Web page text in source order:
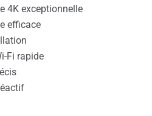
4K exceptionnelle
efficace
Fi rapide